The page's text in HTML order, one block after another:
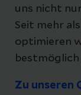
uns nicht
Seit mehr
optimieren
Zu unseren